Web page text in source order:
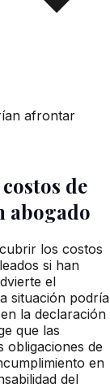
afrontar
de
abogado
los costos
si han
el
situación podría
la declaración
que las
obligaciones de
en
del